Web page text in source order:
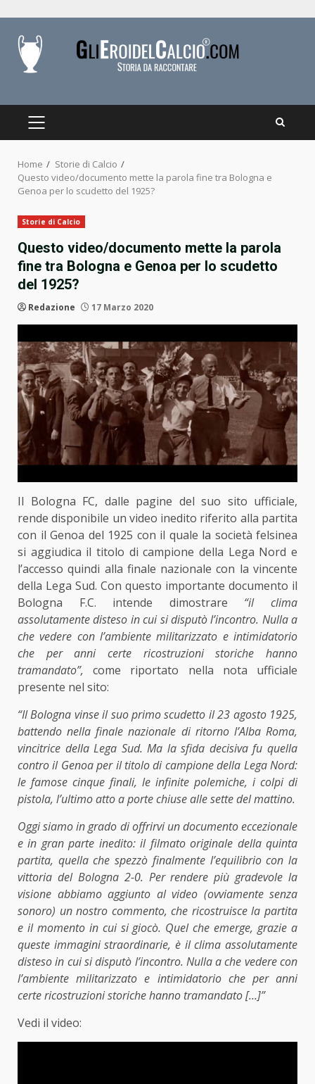
content
PRIMARY
Home
Storie di Calcio
Questo video/documento mette la parola fine tra Bologna e
Genoa per lo scudetto del 1925?
Storie di Calcio
Questo video/documento mette la parola
fine tra Bologna e Genoa per lo scudetto
del 1925?
Redazione 17 Marzo 2020
Il Bologna FC, dalle pagine del suo sito ufficiale,
rende disponibile un video inedito riferito alla partita
con il Genoa del 1925 con il quale la società felsinea
si aggiudica il titolo di campione della Lega Nord e
l’accesso quindi alla finale nazionale con la vincente
della Lega Sud. Con questo importante documento il
Bologna F.C. intende dimostrare “il clima
assolutamente disteso in cui si disputò l’incontro. Nulla a
che vedere con l’ambiente militarizzato e intimidatorio
che per anni certe ricostruzioni storiche hanno
tramandato”,come riportato nella nota ufficiale
presente nel sito:
“Il Bologna vinse il suo primo scudetto il 23 agosto 1925,
battendo nella finale nazionale di ritorno l’Alba Roma,
vincitrice della Lega Sud. Ma la sfida decisiva fu quella
contro il Genoa per il titolo di campione della Lega Nord:
le famose cinque finali, le infinite polemiche, i colpi di
pistola, l’ultimo atto a porte chiuse alle sette del mattino.
Oggi siamo in grado di offrirvi un documento eccezionale
e in gran parte inedito: il filmato originale della quinta
partita, quella che spezzò finalmente l’equilibrio con la
vittoria del Bologna 2-0. Per rendere più gradevole la
visione abbiamo aggiunto al video (ovviamente senza
sonoro) un nostro commento, che ricostruisce la partita
e il momento in cui si giocò. Quel che emerge, grazie a
queste immagini straordinarie, è il clima assolutamente
disteso in cui si disputò l’incontro. Nulla a che vedere con
l’ambiente militarizzato e intimidatorio che per anni
certe ricostruzioni storiche hanno tramandato[…]”
Vedi il video: